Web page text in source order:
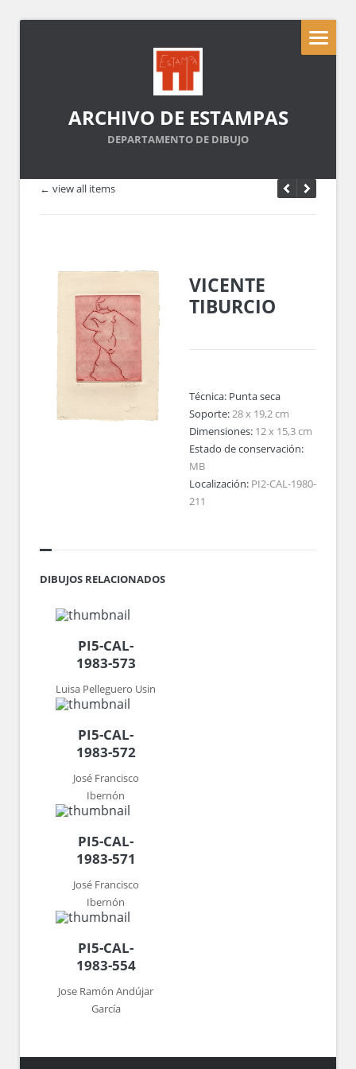
ARCHIVO DE ESTAMPAS
DEPARTAMENTO DE DIBUJO
← view all items
VICENTE
TIBURCIO
Técnica: Punta seca
Soporte:28 x 19,2 cm
Dimensiones: 12 x 15,3 cm
Estado de conservación:
MB
Localización: PI2-CAL-1980-
211
DIBUJOS RELACIONADOS
PI5-CAL-
1983-573
Luisa Pelleguero Usin
PI5-CAL-
1983-572
José Francisco
Ibernón
PI5-CAL-
1983-571
José Francisco
Ibernón
PI5-CAL-
1983-554
Jose Ramón Andújar
García